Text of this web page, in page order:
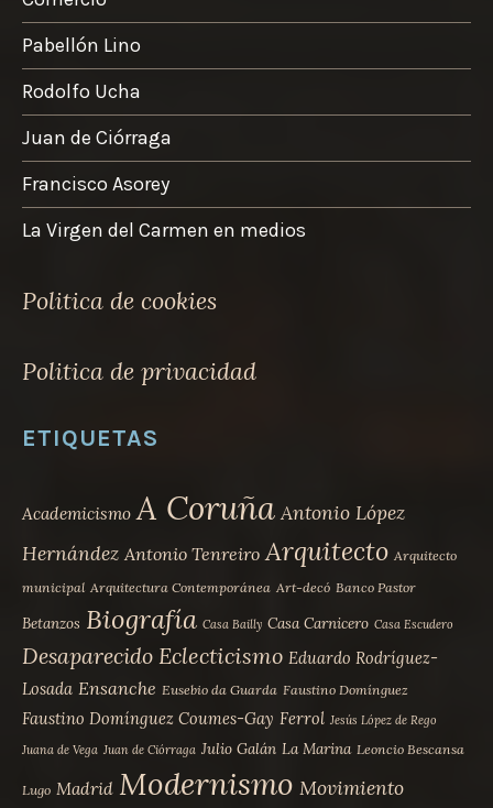
producto
Pabellón Lino
Rodolfo Ucha
Juan de Ciórraga
Francisco Asorey
La Virgen del Carmen en medios
Politica de cookies
Politica de privacidad
ETIQUETAS
Academicismo A Coruña Antonio López
Hernández Antonio Tenreiro Arquitecto Arquitecto
municipal Arquitectura Contemporánea Art-decó Banco Pastor
Betanzos Biografía Casa Bailly Casa Carnicero Casa Escudero
Desaparecido Eclecticismo Eduardo Rodríguez-
Losada Ensanche Eusebio da Guarda Faustino Domínguez
Faustino Domínguez Coumes-Gay Ferrol Jesús López de Rego
Juana de Vega Juan de Ciórraga Julio Galán La Marina Leoncio Bescansa
Lugo Madrid Modernismo Movimiento